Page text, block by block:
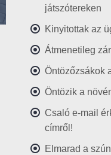
játszótereken
Kinyitottak az
Átmenetileg
Öntözőzsákok
Öntözik a
Csaló e-mail
címről!
Elmarad a